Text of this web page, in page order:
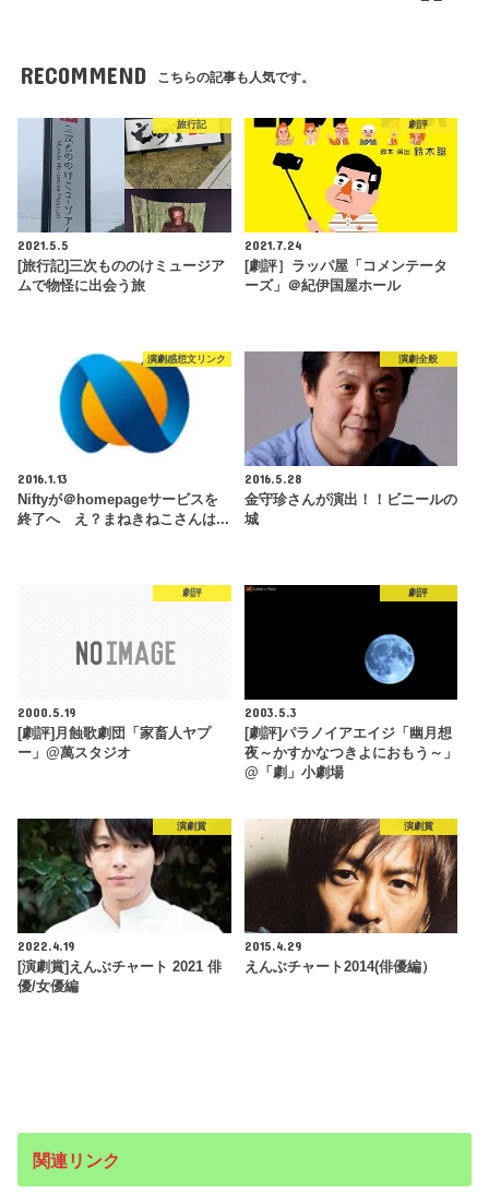
RECOMMEND こちらの記事も人気です。
旅行記
2021.5.5
[旅行記]三次もののけミュージア
ムで物怪に出会う旅
劇評
2021.7.24
[劇評］ラッパ屋「コメンテータ
ーズ」＠紀伊国屋ホール
演劇感想文リンク
2016.1.13
Niftyが＠homepageサービスを
終了へ え？まねきねこさんは...
演劇全般
2016.5.28
金守珍さんが演出！！ビニールの
城
劇評
2000.5.19
[劇評]月蝕歌劇団「家畜人ヤプ
ー」@萬スタジオ
劇評
2003.5.3
[劇評]パラノイアエイジ「幽月想
夜～かすかなつきよにおもう～」
@「劇」小劇場
演劇賞
2022.4.19
[演劇賞]えんぶチャート 2021 俳
優/女優編
演劇賞
2015.4.29
えんぶチャート2014(俳優編）
関連リンク